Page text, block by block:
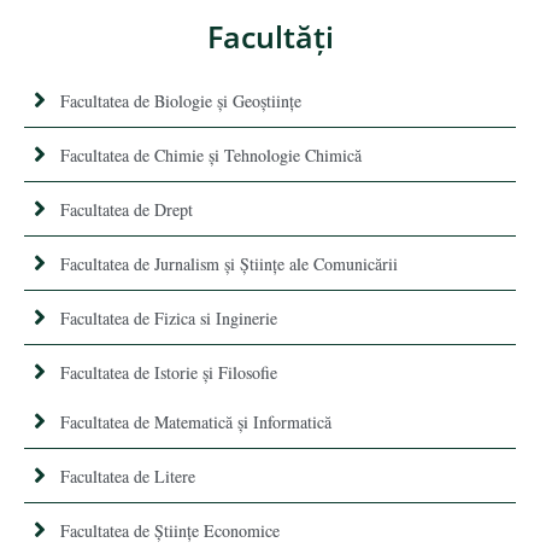
Facultăţi
Facultatea de Biologie și Geoștiințe
Facultatea de Chimie şi Tehnologie Chimică
Facultatea de Drept
Facultatea de Jurnalism şi Ştiinţe ale Comunicării
Facultatea de Fizica si Inginerie
Facultatea de Istorie şi Filosofie
Facultatea de Matematică şi Informatică
Facultatea de Litere
Facultatea de Științe Economice